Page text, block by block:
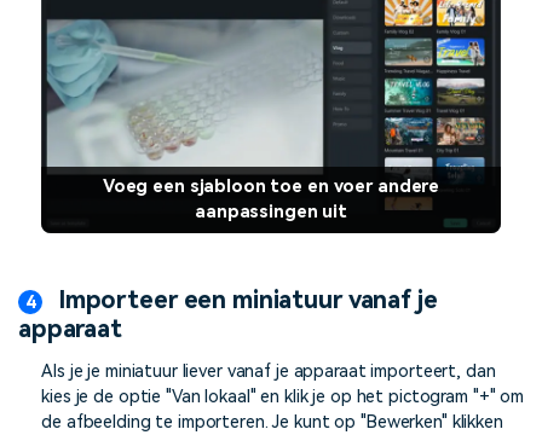
Voeg een sjabloon toe en voer andere
aanpassingen uit
Importeer een miniatuur vanaf je
apparaat
Als je je miniatuur liever vanaf je apparaat importeert, dan
kies je de optie "Van lokaal" en klik je op het pictogram "+" om
de afbeelding te importeren. Je kunt op "Bewerken" klikken